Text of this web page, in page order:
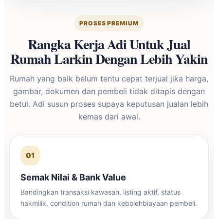
PROSES PREMIUM
Rangka Kerja Adi Untuk Jual
Rumah Larkin Dengan Lebih Yakin
Rumah yang baik belum tentu cepat terjual jika harga,
gambar, dokumen dan pembeli tidak ditapis dengan
betul. Adi susun proses supaya keputusan jualan lebih
kemas dari awal.
01
Semak Nilai & Bank Value
Bandingkan transaksi kawasan, listing aktif, status
hakmilik, condition rumah dan kebolehbiayaan pembeli.